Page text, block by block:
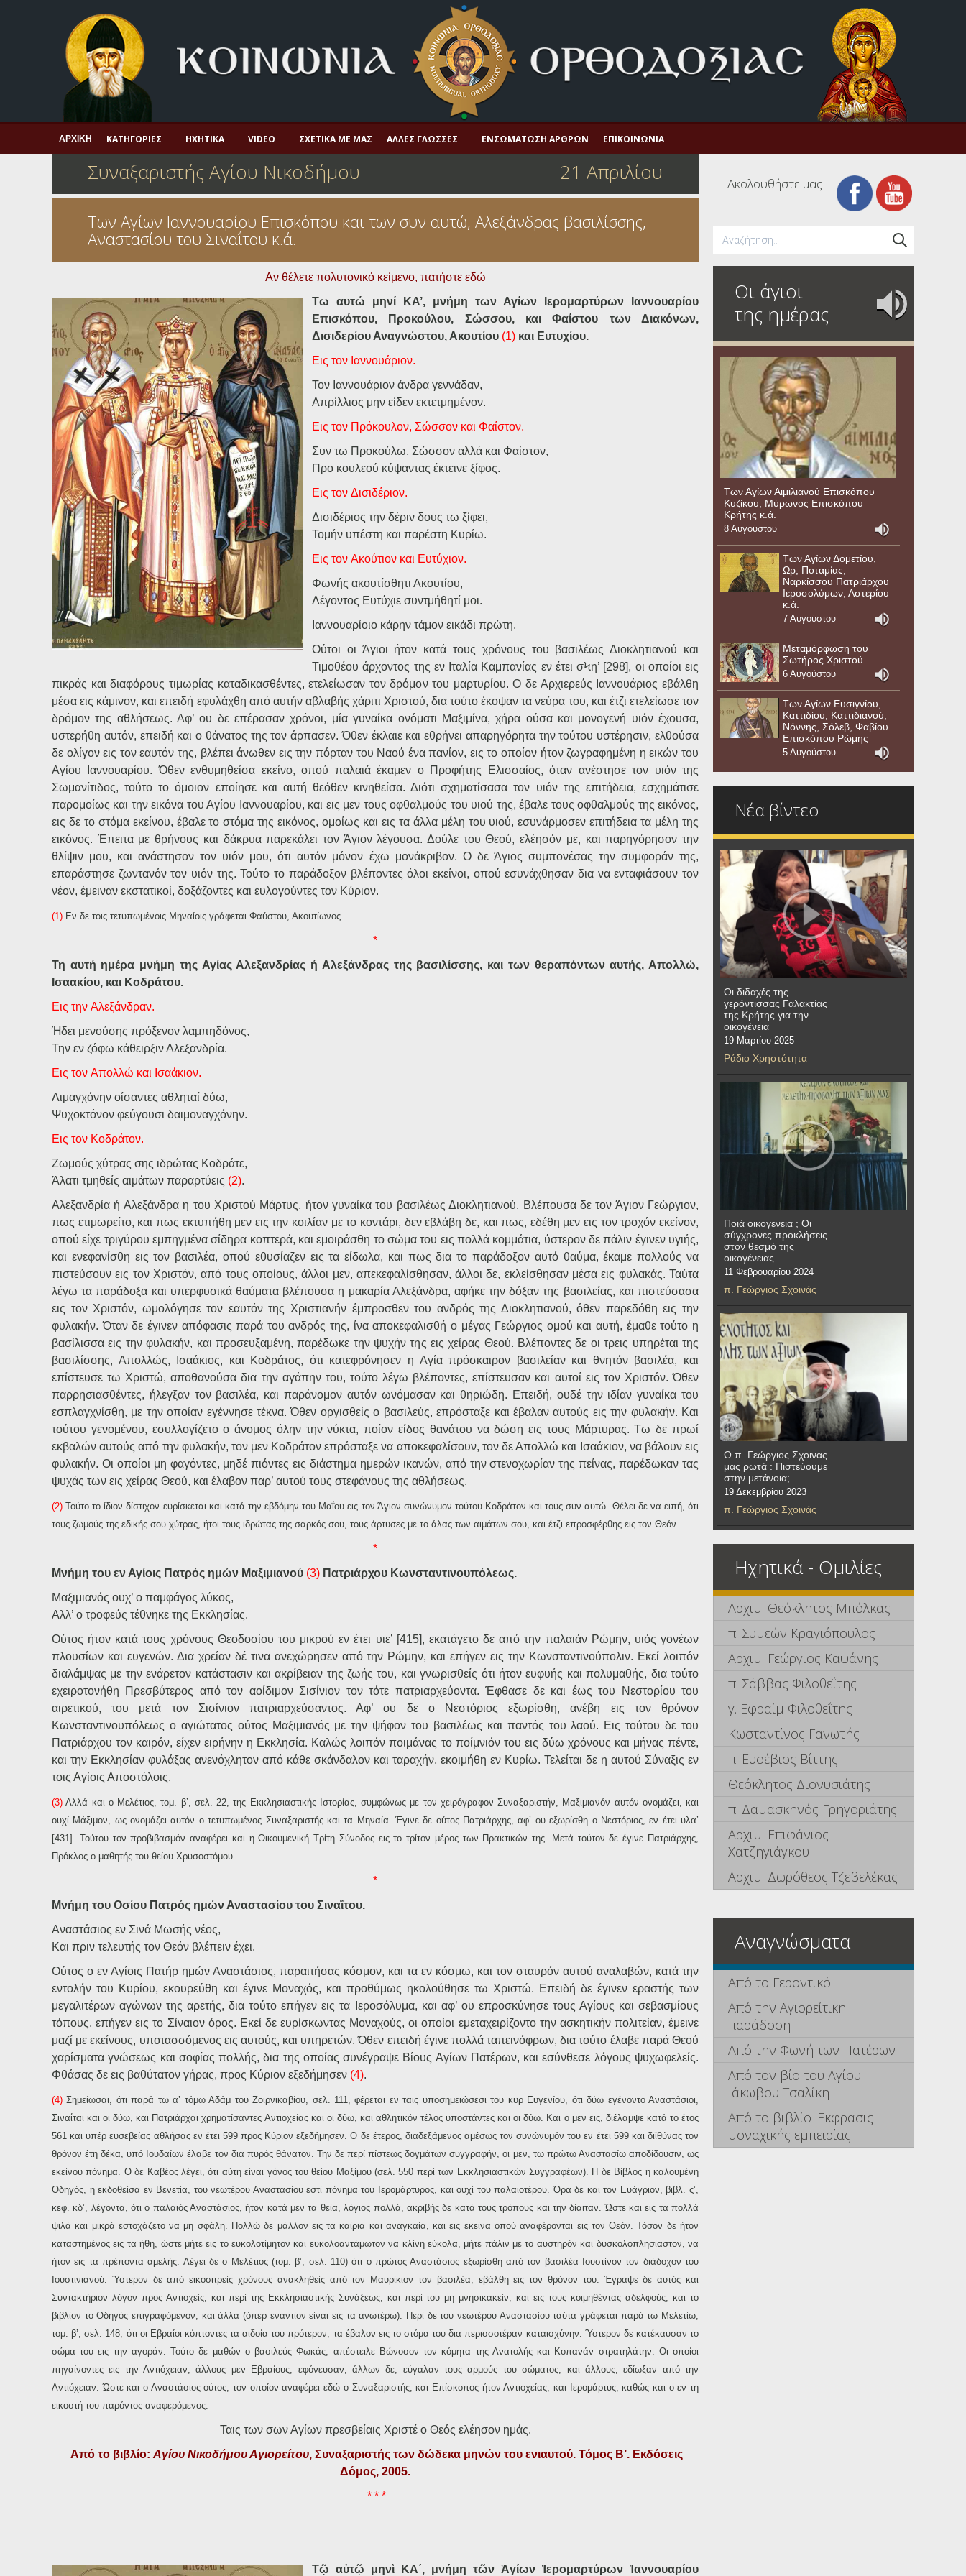
Πνευματική ζωή
Μαρτυρία και διδαχή
Λατρεία και προσευχή
Αγιολόγιο – Εορτολόγιο
Η πίστη στην εποχή μας
Ορθόδοξη οικογένεια
Σκέψεις-προβληματισμοί
ΑΡΧΙΚΉ ΚΑΤΗΓΟΡΊΕΣ ΗΧΗΤΙΚΆ VIDEO ΣΧΕΤΙΚΆ ΜΕ ΜΑΣ ΆΛΛΕΣ ΓΛΏΣΣΕΣ ΕΝΣΩΜΆΤΩΣΗ ΆΡΘΡΩΝ ΕΠΙΚΟΙΝΩΝΊΑ
Συναξαριστής Αγίου Νικοδήμου 21 Απριλίου
Των Αγίων Ιαννουαρίου Επισκόπου και των συν αυτώ, Αλεξάνδρας βασιλίσσης,
Αναστασίου του Σιναΐτου κ.ά.
Αν θέλετε πολυτονικό κείμενο, πατήστε εδώ
Τω αυτώ μηνί ΚΑ’, μνήμη των Αγίων Ιερομαρτύρων Ιαννουαρίου
Επισκόπου, Προκούλου, Σώσσου, και Φαίστου των Διακόνων,
Δισιδερίου Αναγνώστου, Ακουτίου (1) και Ευτυχίου.
Εις τον Ιαννουάριον.
Τον Ιαννουάριον άνδρα γεννάδαν,
Απρίλλιος μην είδεν εκτετμημένον.
Εις τον Πρόκουλον, Σώσσον και Φαίστον.
Συν τω Προκούλω, Σώσσον αλλά και Φαίστον,
Προ κουλεού κύψαντας έκτεινε ξίφος.
Εις τον Δισιδέριον.
Δισιδέριος την δέριν δους τω ξίφει,
Τομήν υπέστη και παρέστη Κυρίω.
Εις τον Ακούτιον και Ευτύχιον.
Φωνής ακουτίσθητι Ακουτίου,
Λέγοντος Ευτύχιε συντμήθητί μοι.
Ιαννουαρίοιο κάρην τάμον εικάδι πρώτη.
Ούτοι οι Άγιοι ήτον κατά τους χρόνους του βασιλέως Διοκλητιανού και
Τιμοθέου άρχοντος της εν Ιταλία Καμπανίας εν έτει σϞη’ [298], οι οποίοι εις
πικράς και διαφόρους τιμωρίας καταδικασθέντες, ετελείωσαν τον δρόμον του μαρτυρίου. Ο δε Αρχιερεύς Ιαννουάριος εβάλθη
μέσα εις κάμινον, και επειδή εφυλάχθη από αυτήν αβλαβής χάριτι Χριστού, δια τούτο έκοψαν τα νεύρα του, και έτζι ετελείωσε τον
δρόμον της αθλήσεως. Αφ’ ου δε επέρασαν χρόνοι, μία γυναίκα ονόματι Μαξιμίνα, χήρα ούσα και μονογενή υιόν έχουσα,
υστερήθη αυτόν, επειδή και ο θάνατος της τον άρπασεν. Όθεν έκλαιε και εθρήνει απαρηγόρητα την τούτου υστέρησιν, ελθούσα
δε ολίγον εις τον εαυτόν της, βλέπει άνωθεν εις την πόρταν του Ναού ένα πανίον, εις το οποίον ήτον ζωγραφημένη η εικών του
Αγίου Ιαννουαρίου. Όθεν ενθυμηθείσα εκείνο, οπού παλαιά έκαμεν ο Προφήτης Ελισσαίος, όταν ανέστησε τον υιόν της
Σωμανίτιδος, τούτο το όμοιον εποίησε και αυτή θεόθεν κινηθείσα. Διότι σχηματίσασα τον υιόν της επιτήδεια, εσχημάτισε
παρομοίως και την εικόνα του Αγίου Ιαννουαρίου, και εις μεν τους οφθαλμούς του υιού της, έβαλε τους οφθαλμούς της εικόνος,
εις δε το στόμα εκείνου, έβαλε το στόμα της εικόνος, ομοίως και εις τα άλλα μέλη του υιού, εσυνάρμοσεν επιτήδεια τα μέλη της
εικόνος. Έπειτα με θρήνους και δάκρυα παρεκάλει τον Άγιον λέγουσα. Δούλε του Θεού, ελέησόν με, και παρηγόρησον την
θλίψιν μου, και ανάστησον τον υιόν μου, ότι αυτόν μόνον έχω μονάκριβον. Ο δε Άγιος συμπονέσας την συμφοράν της,
επαράστησε ζωντανόν τον υιόν της. Τούτο το παράδοξον βλέποντες όλοι εκείνοι, οπού εσυνάχθησαν δια να ενταφιάσουν τον
νέον, έμειναν εκστατικοί, δοξάζοντες και ευλογούντες τον Κύριον.
(1) Εν δε τοις τετυπωμένοις Μηναίοις γράφεται Φαύστου, Ακουτίωνος.
*
Τη αυτή ημέρα μνήμη της Αγίας Αλεξανδρίας ή Αλεξάνδρας της βασιλίσσης, και των θεραπόντων αυτής, Απολλώ,
Ισαακίου, και Κοδράτου.
Εις την Αλεξάνδραν.
Ήδει μενούσης πρόξενον λαμπηδόνος,
Την εν ζόφω κάθειρξιν Αλεξανδρία.
Εις τον Απολλώ και Ισαάκιον.
Λιμαγχόνην οίσαντες αθληταί δύω,
Ψυχοκτόνον φεύγουσι δαιμοναγχόνην.
Εις τον Κοδράτον.
Ζωμούς χύτρας σης ιδρώτας Κοδράτε,
Άλατι τμηθείς αιμάτων παραρτύεις (2).
Αλεξανδρία ή Αλεξάνδρα η του Χριστού Μάρτυς, ήτον γυναίκα του βασιλέως Διοκλητιανού. Βλέπουσα δε τον Άγιον Γεώργιον,
πως ετιμωρείτο, και πως εκτυπήθη μεν εις την κοιλίαν με το κοντάρι, δεν εβλάβη δε, και πως, εδέθη μεν εις τον τροχόν εκείνον,
οπού είχε τριγύρου εμπηγμένα σίδηρα κοπτερά, και εμοιράσθη το σώμα του εις πολλά κομμάτια, ύστερον δε πάλιν έγινεν υγιής,
και ενεφανίσθη εις τον βασιλέα, οπού εθυσίαζεν εις τα είδωλα, και πως δια το παράδοξον αυτό θαύμα, έκαμε πολλούς να
πιστεύσουν εις τον Χριστόν, από τους οποίους, άλλοι μεν, απεκεφαλίσθησαν, άλλοι δε, εκλείσθησαν μέσα εις φυλακάς. Ταύτα
λέγω τα παράδοξα και υπερφυσικά θαύματα βλέπουσα η μακαρία Αλεξάνδρα, αφήκε την δόξαν της βασιλείας, και πιστεύσασα
εις τον Χριστόν, ωμολόγησε τον εαυτόν της Χριστιανήν έμπροσθεν του ανδρός της Διοκλητιανού, όθεν παρεδόθη εις την
φυλακήν. Όταν δε έγινεν απόφασις παρά του ανδρός της, ίνα αποκεφαλισθή ο μέγας Γεώργιος ομού και αυτή, έμαθε τούτο η
βασίλισσα εις την φυλακήν, και προσευξαμένη, παρέδωκε την ψυχήν της εις χείρας Θεού. Βλέποντες δε οι τρεις υπηρέται της
βασιλίσσης, Απολλώς, Ισαάκιος, και Κοδράτος, ότι κατεφρόνησεν η Αγία πρόσκαιρον βασιλείαν και θνητόν βασιλέα, και
επίστευσε τω Χριστώ, αποθανούσα δια την αγάπην του, τούτο λέγω βλέποντες, επίστευσαν και αυτοί εις τον Χριστόν. Όθεν
παρρησιασθέντες, ήλεγξαν τον βασιλέα, και παράνομον αυτόν ωνόμασαν και θηριώδη. Επειδή, ουδέ την ιδίαν γυναίκα του
εσπλαγχνίσθη, με την οποίαν εγέννησε τέκνα. Όθεν οργισθείς ο βασιλεύς, επρόσταξε και έβαλαν αυτούς εις την φυλακήν. Και
τούτου γενομένου, εσυλλογίζετο ο άνομος όλην την νύκτα, ποίον είδος θανάτου να δώση εις τους Μάρτυρας. Τω δε πρωί
εκβαλών αυτούς από την φυλακήν, τον μεν Κοδράτον επρόσταξε να αποκεφαλίσουν, τον δε Απολλώ και Ισαάκιον, να βάλουν εις
φυλακήν. Οι οποίοι μη φαγόντες, μηδέ πιόντες εις διάστημα ημερών ικανών, από την στενοχωρίαν της πείνας, παρέδωκαν τας
ψυχάς των εις χείρας Θεού, και έλαβον παρ’ αυτού τους στεφάνους της αθλήσεως.
(2)Τούτο το ίδιον δίστιχον ευρίσκεται και κατά την εβδόμην του Μαΐου εις τον Άγιον συνώνυμον τούτου Κοδράτον και τους συν αυτώ. Θέλει δε να ειπή, ότι
τους ζωμούς της εδικής σου χύτρας, ήτοι τους ιδρώτας της σαρκός σου, τους άρτυσες με το άλας των αιμάτων σου, και έτζι επροσφέρθης εις τον Θεόν.
*
Μνήμη του εν Αγίοις Πατρός ημών Μαξιμιανού (3) Πατριάρχου Κωνσταντινουπόλεως.
Μαξιμιανός ουχ’ ο παμφάγος λύκος,
Αλλ’ ο τροφεύς τέθνηκε της Εκκλησίας.
Ούτος ήτον κατά τους χρόνους Θεοδοσίου του μικρού εν έτει υιε’ [415], εκατάγετο δε από την παλαιάν Ρώμην, υιός γονέων
πλουσίων και ευγενών. Δια χρείαν δέ τινα ανεχώρησεν από την Ρώμην, και επήγεν εις την Κωνσταντινούπολιν. Εκεί λοιπόν
διαλάμψας με την ενάρετον κατάστασιν και ακρίβειαν της ζωής του, και γνωρισθείς ότι ήτον ευφυής και πολυμαθής, δια τούτο
εχειροτονήθη Πρεσβύτερος από τον αοίδιμον Σισίνιον τον τότε πατριαρχεύοντα. Έφθασε δε και έως του Νεστορίου του
αιρετικού, του μετά τον Σισίνιον πατριαρχεύσαντος. Αφ’ ου δε ο Νεστόριος εξωρίσθη, ανέβη εις τον θρόνον
Κωνσταντινουπόλεως ο αγιώτατος ούτος Μαξιμιανός με την ψήφον του βασιλέως και παντός του λαού. Εις τούτου δε του
Πατριάρχου τον καιρόν, είχεν ειρήνην η Εκκλησία. Καλώς λοιπόν ποιμάνας το ποίμνιόν του εις δύω χρόνους και μήνας πέντε,
και την Εκκλησίαν φυλάξας ανενόχλητον από κάθε σκάνδαλον και ταραχήν, εκοιμήθη εν Κυρίω. Τελείται δε η αυτού Σύναξις εν
τοις Αγίοις Αποστόλοις.
(3)Αλλά και ο Μελέτιος, τομ. β’, σελ. 22, της Εκκλησιαστικής Ιστορίας, συμφώνως με τον χειρόγραφον Συναξαριστήν, Μαξιμιανόν αυτόν ονομάζει, και
ουχί Μάξιμον, ως ονομάζει αυτόν ο τετυπωμένος Συναξαριστής και τα Μηναία. Έγινε δε ούτος Πατριάρχης, αφ’ ου εξωρίσθη ο Νεστόριος, εν έτει υλα’
[431]. Τούτου τον προβιβασμόν αναφέρει και η Οικουμενική Τρίτη Σύνοδος εις το τρίτον μέρος των Πρακτικών της. Μετά τούτον δε έγινε Πατριάρχης,
Πρόκλος ο μαθητής του θείου Χρυσοστόμου.
*
Μνήμη του Οσίου Πατρός ημών Αναστασίου του Σιναΐτου.
Αναστάσιος εν Σινά Μωσής νέος,
Και πριν τελευτής τον Θεόν βλέπειν έχει.
Ούτος ο εν Αγίοις Πατήρ ημών Αναστάσιος, παραιτήσας κόσμον, και τα εν κόσμω, και τον σταυρόν αυτού αναλαβών, κατά την
εντολήν του Κυρίου, εκουρεύθη και έγινε Μοναχός, και προθύμως ηκολούθησε τω Χριστώ. Επειδή δε έγινεν εραστής των
μεγαλιτέρων αγώνων της αρετής, δια τούτο επήγεν εις τα Ιεροσόλυμα, και αφ’ ου επροσκύνησε τους Αγίους και σεβασμίους
τόπους, επήγεν εις το Σίναιον όρος. Εκεί δε ευρίσκωντας Μοναχούς, οι οποίοι εμεταχειρίζοντο την ασκητικήν πολιτείαν, έμεινε
μαζί με εκείνους, υποτασσόμενος εις αυτούς, και υπηρετών. Όθεν επειδή έγινε πολλά ταπεινόφρων, δια τούτο έλαβε παρά Θεού
χαρίσματα γνώσεως και σοφίας πολλής, δια της οποίας συνέγραψε Βίους Αγίων Πατέρων, και εσύνθεσε λόγους ψυχωφελείς.
Φθάσας δε εις βαθύτατον γήρας, προς Κύριον εξεδήμησεν (4).
(4)Σημείωσαι, ότι παρά τω α’ τόμω Αδάμ του Ζοιρνικαβίου, σελ. 111, φέρεται εν ταις υποσημειώσεσι του κυρ Ευγενίου, ότι δύω εγένοντο Αναστάσιοι,
Σιναΐται και οι δύω, και Πατριάρχαι χρηματίσαντες Αντιοχείας και οι δύω, και αθλητικόν τέλος υποστάντες και οι δύω. Και ο μεν εις, διέλαμψε κατά το έτος
561 και υπέρ ευσεβείας αθλήσας εν έτει 599 προς Κύριον εξεδήμησεν. Ο δε έτερος, διαδεξάμενος αμέσως τον συνώνυμόν του εν έτει 599 και διϊθύνας τον
θρόνον έτη δέκα, υπό Ιουδαίων έλαβε τον δια πυρός θάνατον. Την δε περί πίστεως δογμάτων συγγραφήν, οι μεν, τω πρώτω Αναστασίω αποδίδουσιν, ως
εκείνου πόνημα. Ο δε Καβέος λέγει, ότι αύτη είναι γόνος του θείου Μαξίμου (σελ. 550 περί των Εκκλησιαστικών Συγγραφέων). Η δε Βίβλος η καλουμένη
Οδηγός, η εκδοθείσα εν Βενετία, του νεωτέρου Αναστασίου εστί πόνημα του Ιερομάρτυρος, και ουχί του παλαιοτέρου. Όρα δε και τον Ευάγριον, βιβλ. ς’,
κεφ. κδ’, λέγοντα, ότι ο παλαιός Αναστάσιος, ήτον κατά μεν τα θεία, λόγιος πολλά, ακριβής δε κατά τους τρόπους και την δίαιταν. Ώστε και εις τα πολλά
ψιλά και μικρά εστοχάζετο να μη σφάλη. Πολλώ δε μάλλον εις τα καίρια και αναγκαία, και εις εκείνα οπού αναφέρονται εις τον Θεόν. Τόσον δε ήτον
καταστημένος εις τα ήθη, ώστε μήτε εις το ευκολοτίμητον και ευκολοαντάμωτον να κλίνη εύκολα, μήτε πάλιν με το αυστηρόν και δυσκολοπλησίαστον, να
ήτον εις τα πρέποντα αμελής. Λέγει δε ο Μελέτιος (τομ. β’, σελ. 110) ότι ο πρώτος Αναστάσιος εξωρίσθη από τον βασιλέα Ιουστίνον τον διάδοχον του
Ιουστινιανού. Ύστερον δε από εικοσιτρείς χρόνους ανακληθείς από τον Μαυρίκιον τον βασιλέα, εβάλθη εις τον θρόνον του. Έγραψε δε αυτός και
Συντακτήριον λόγον προς Αντιοχείς, και περί της Εκκλησιαστικής Συνάξεως, και περί του μη μνησικακείν, και εις τους κοιμηθέντας αδελφούς, και το
βιβλίον το Οδηγός επιγραφόμενον, και άλλα (όπερ εναντίον είναι εις τα ανωτέρω). Περί δε του νεωτέρου Αναστασίου ταύτα γράφεται παρά τω Μελετίω,
τομ. β’, σελ. 148, ότι οι Εβραίοι κόπτοντες τα αιδοία του πρότερον, τα έβαλον εις το στόμα του δια περισσοτέραν καταισχύνην. Ύστερον δε κατέκαυσαν το
σώμα του εις την αγοράν. Τούτο δε μαθών ο βασιλεύς Φωκάς, απέστειλε Βώνοσον τον κόμητα της Ανατολής και Κοπανάν στρατηλάτην. Οι οποίοι
πηγαίνοντες εις την Αντιόχειαν, άλλους μεν Εβραίους, εφόνευσαν, άλλων δε, εύγαλαν τους αρμούς του σώματος, και άλλους, εδίωξαν από την
Αντιόχειαν. Ώστε και ο Αναστάσιος ούτος, τον οποίον αναφέρει εδώ ο Συναξαριστής, και Επίσκοπος ήτον Αντιοχείας, και Ιερομάρτυς, καθώς και ο εν τη
εικοστή του παρόντος αναφερόμενος.
Ταις των σων Αγίων πρεσβείαις Χριστέ ο Θεός ελέησον ημάς.
Από το βιβλίο: Αγίου Νικοδήμου Αγιορείτου, Συναξαριστής των δώδεκα μηνών του ενιαυτού. Τόμος Β’. Εκδόσεις
Δόμος, 2005.
* * *
Τῷ αὐτῷ μηνὶ ΚΑ΄, μνήμη τῶν Ἁγίων Ἱερομαρτύρων Ἰαννουαρίου
Ακολουθήστε μας
Οι άγιοι
της ημέρας
Των Αγίων Αιμιλιανού Επισκόπου
Κυζίκου, Μύρωνος Επισκόπου
Κρήτης κ.ά.
8 Αυγούστου
Των Αγίων Δομετίου,
Ωρ, Ποταμίας,
Ναρκίσσου Πατριάρχου
Ιεροσολύμων, Αστερίου
κ.ά.
7 Αυγούστου
Μεταμόρφωση του
Σωτήρος Χριστού
6 Αυγούστου
Των Αγίων Ευσιγνίου,
Καττιδίου, Καττιδιανού,
Νόννης, Σόλεβ, Φαβίου
Επισκόπου Ρώμης
5 Αυγούστου
Νέα βίντεο
Οι διδαχές της
γερόντισσας Γαλακτίας
της Κρήτης για την
οικογένεια
19 Μαρτίου 2025
Ράδιο Χρηστότητα
Ποιά οικογενεια ; Οι
σύγχρονες προκλήσεις
στον θεσμό της
οικογένειας
11 Φεβρουαρίου 2024
π. Γεώργιος Σχοινάς
Ο π. Γεώργιος Σχοινας
μας ρωτά : Πιστεύουμε
στην μετάνοια;
19 Δεκεμβρίου 2023
π. Γεώργιος Σχοινάς
Ηχητικά - Ομιλίες
Αρχιμ. Θεόκλητος Μπόλκας
π. Συμεών Κραγιόπουλος
Αρχιμ. Γεώργιος Καψάνης
π. Σάββας Φιλοθεΐτης
γ. Εφραίμ Φιλοθεΐτης
Κωσταντίνος Γανωτής
π. Ευσέβιος Βίττης
Θεόκλητος Διονυσιάτης
π. Δαμασκηνός Γρηγοριάτης
Αρχιμ. Επιφάνιος
Χατζηγιάγκου
Αρχιμ. Δωρόθεος Τζεβελέκας
Αναγνώσματα
Από το Γεροντικό
Από την Αγιορείτικη
παράδοση
Από την Φωνή των Πατέρων
Από τον βίο του Αγίου
Ιάκωβου Τσαλίκη
Από το βιβλίο 'Εκφρασις
μοναχικής εμπειρίας